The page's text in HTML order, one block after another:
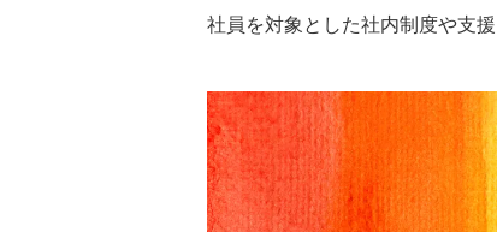
社員を対象とした社内制度や支